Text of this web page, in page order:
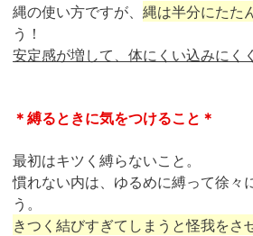
縄の使い方ですが、 縄は半分にたた
う！
安定感が増して、体にくい込みにく
＊縛るときに気をつけること＊
最初はキツく縛らないこと。
慣れない内は、ゆるめに縛って徐々
う。
きつく結びすぎてしまうと怪我をさ